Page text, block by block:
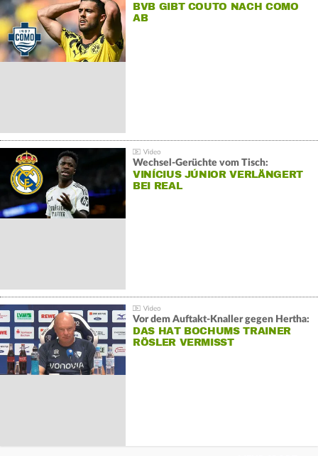
BVB GIBT COUTO NACH COMO
AB
Wechsel-Gerüchte vom Tisch:
VINÍCIUS JÚNIOR VERLÄNGERT
BEI REAL
Vor dem Auftakt-Knaller gegen Hertha:
DAS HAT BOCHUMS TRAINER
RÖSLER VERMISST